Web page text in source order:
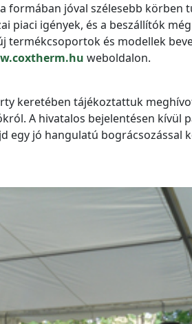
formában jóval szélesebb körben
piaci igények, és a beszállítók
termékcsoportok és modellek
weboldalon.
keretében tájékoztattuk
A hivatalos bejelentésen kívül
egy jó hangulatú bográcsozással